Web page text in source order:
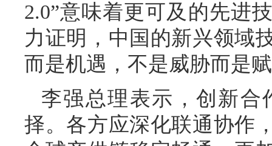
2.0”意味着更可及的先进
力证明，中国的新兴领域
而是机遇，不是威胁而是
李强总理表示，创新合
择。各方应深化联通协作